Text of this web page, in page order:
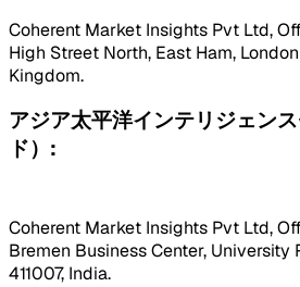
Coherent Market Insights Pvt Ltd,
High Street North, East Ham,
Kingdom.
アジア太平洋インテリジェン
ド）:
Coherent Market Insights Pvt Ltd,
Bremen Business Center, University
411007, India.